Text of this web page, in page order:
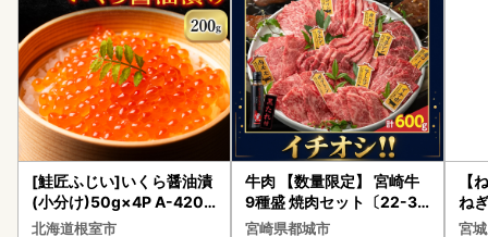
[鮭匠ふじい]いくら醤油漬
(小分け)50g×4P A-4209
5
北海道根室市
牛肉 【数量限定】 宮崎牛
9種盛 焼肉セット〔22-31
-006-600g〕都城 イチオ
宮崎県都城市
【
ね
宮